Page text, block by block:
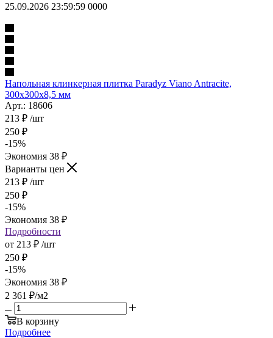
25.09.2026 23:59:59 0000
Напольная клинкерная плитка Paradyz Viano Antracite,
300x300x8,5 мм
Арт.: 18606
213 ₽ /шт
250 ₽
-15%
Экономия 38 ₽
Варианты цен
213 ₽ /шт
250 ₽
-15%
Экономия 38 ₽
Подробности
от 213 ₽ /шт
250 ₽
-15%
Экономия 38 ₽
2 361 ₽/м2
В корзину
Подробнее